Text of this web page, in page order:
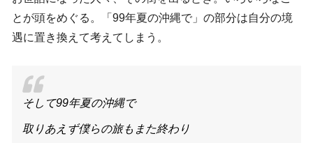
とが頭をめぐる。「99年夏の沖縄で」の部分は自分の境
遇に置き換えて考えてしまう。
そして99年夏の沖縄で
取りあえず僕らの旅もまた終わり